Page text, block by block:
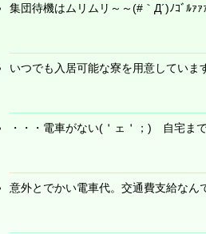
集団待機はムリムリ～～(#｀Д´)ﾉｺﾞﾙ
いつでも入居可能な寮を用意してい
・・・電車がない(＇ェ＇；) 自宅ま
意外とでかい電車代。交通費支給なん